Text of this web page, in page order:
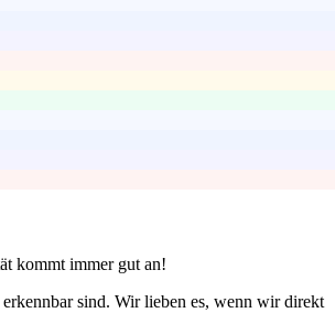
kommt immer gut an!
sind. Wir lieben es, wenn wir direkt